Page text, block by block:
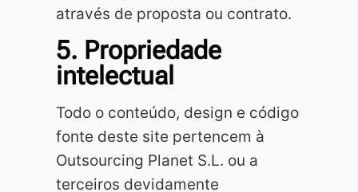
através de proposta ou contrato.
5. Propriedade
intelectual
Todo o conteúdo, design e código
fonte deste site pertencem à
Outsourcing Planet S.L. ou a
terceiros devidamente